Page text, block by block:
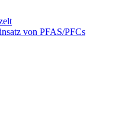
von PFAS/PFCs